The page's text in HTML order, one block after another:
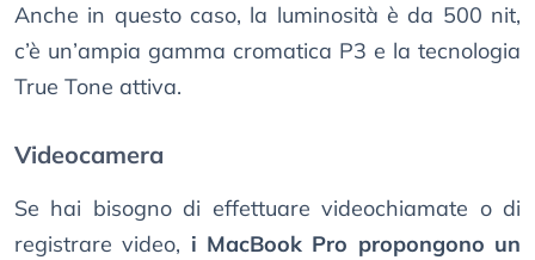
Anche in questo caso, la luminosità è da 500 nit,
c’è un’ampia gamma cromatica P3 e la tecnologia
True Tone attiva.
Videocamera
Se hai bisogno di effettuare videochiamate o di
registrare video, i MacBook Pro propongono un